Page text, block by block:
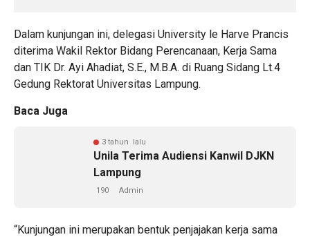
Dalam kunjungan ini, delegasi University le Harve Prancis
diterima Wakil Rektor Bidang Perencanaan, Kerja Sama
dan TIK Dr. Ayi Ahadiat, S.E., M.B.A. di Ruang Sidang Lt.4
Gedung Rektorat Universitas Lampung.
Baca Juga
3 tahun lalu
Unila Terima Audiensi Kanwil DJKN
Lampung
190 Admin
“Kunjungan ini merupakan bentuk penjajakan kerja sama